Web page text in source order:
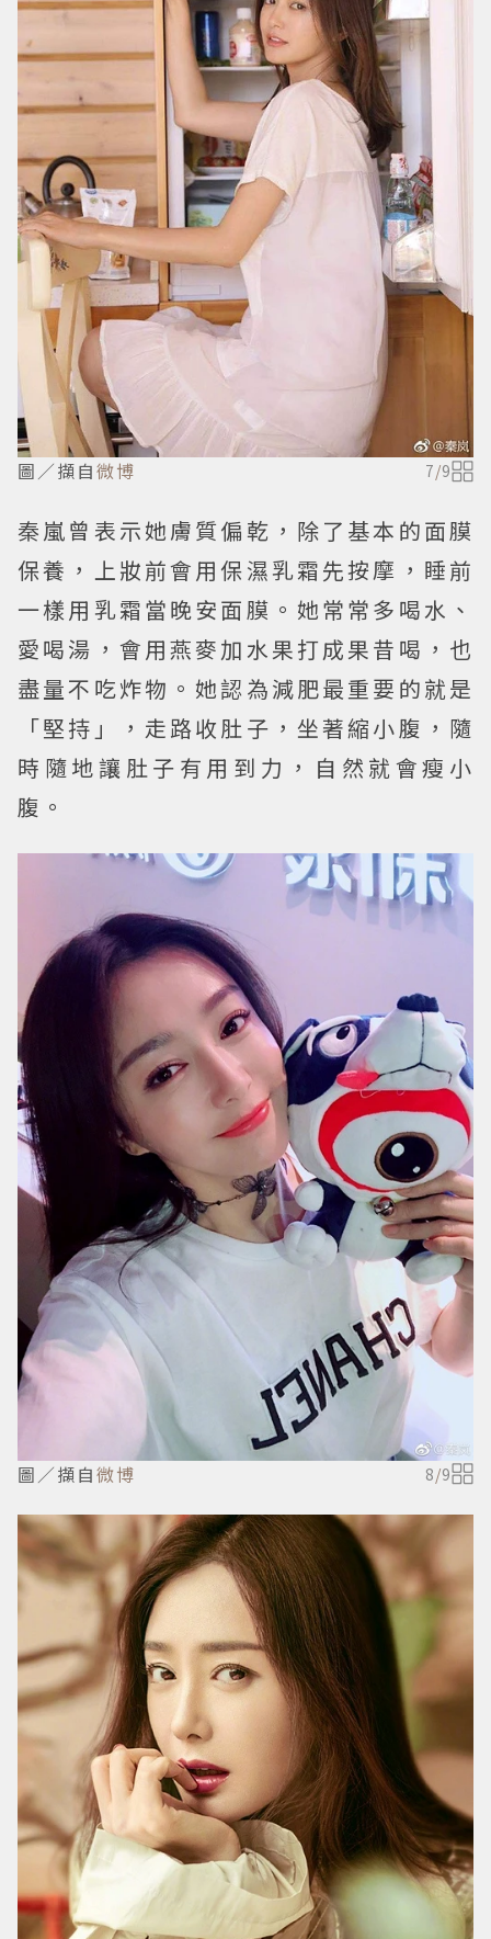
圖／擷自微博 7/9
秦嵐曾表示她膚質偏乾，除了基本的面膜
保養，上妝前會用保濕乳霜先按摩，睡前
一樣用乳霜當晚安面膜。她常常多喝水、
愛喝湯，會用燕麥加水果打成果昔喝，也
盡量不吃炸物。她認為減肥最重要的就是
「堅持」，走路收肚子，坐著縮小腹，隨
時隨地讓肚子有用到力，自然就會瘦小
腹。
圖／擷自微博 8/9